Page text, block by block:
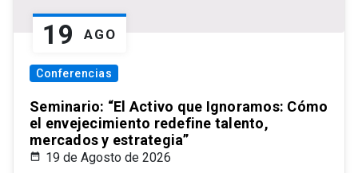
19 AGO
Conferencias
Seminario: “El Activo que Ignoramos: Cómo
el envejecimiento redefine talento,
mercados y estrategia”
19 de Agosto de 2026